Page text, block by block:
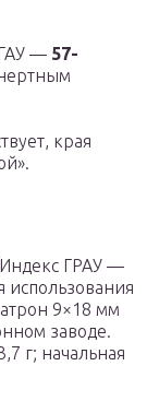
— 57-
края
ГРАУ —
использования
9×18 мм
заводе.
г; начальная